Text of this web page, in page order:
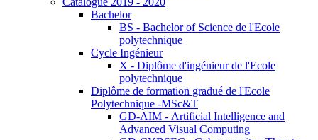
Bachelor
BS - Bachelor of Science de l'Ecole
polytechnique
Cycle Ingénieur
X - Diplôme d'ingénieur de l'Ecole
polytechnique
Diplôme de formation gradué de l'Ecole
Polytechnique -MSc&T
GD-AIM - Artificial Intelligence and
Advanced Visual Computing